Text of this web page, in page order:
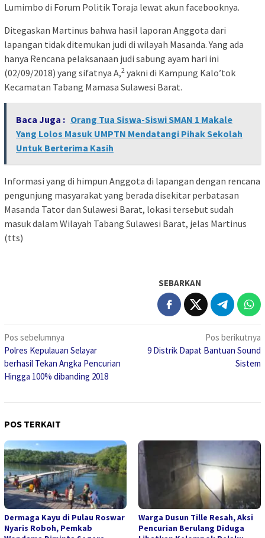
Lumimbo di Forum Politik Toraja lewat akun facebooknya.
Ditegaskan Martinus bahwa hasil laporan Anggota dari
lapangan tidak ditemukan judi di wilayah Masanda. Yang ada
hanya Rencana pelaksanaan judi sabung ayam hari ini
(02/09/2018) yang sifatnya A,2 yakni di Kampung Kalo’tok
Kecamatan Tabang Mamasa Sulawesi Barat.
Baca Juga : Orang Tua Siswa-Siswi SMAN 1 Makale
Yang Lolos Masuk UMPTN Mendatangi Pihak Sekolah
Untuk Berterima Kasih
Informasi yang di himpun Anggota di lapangan dengan rencana
pengunjung masyarakat yang berada disekitar perbatasan
Masanda Tator dan Sulawesi Barat, lokasi tersebut sudah
masuk dalam Wilayah Tabang Sulawesi Barat, jelas Martinus
(tts)
SEBARKAN
Navigasi
pos
Pos sebelumnya
Polres Kepulauan Selayar
berhasil Tekan Angka Pencurian
Hingga 100% dibanding 2018
Pos berikutnya
9 Distrik Dapat Bantuan Sound
Sistem
POS TERKAIT
Dermaga Kayu di Pulau Roswar
Nyaris Roboh, Pemkab
Warga Dusun Tille Resah, Aksi
Pencurian Berulang Diduga